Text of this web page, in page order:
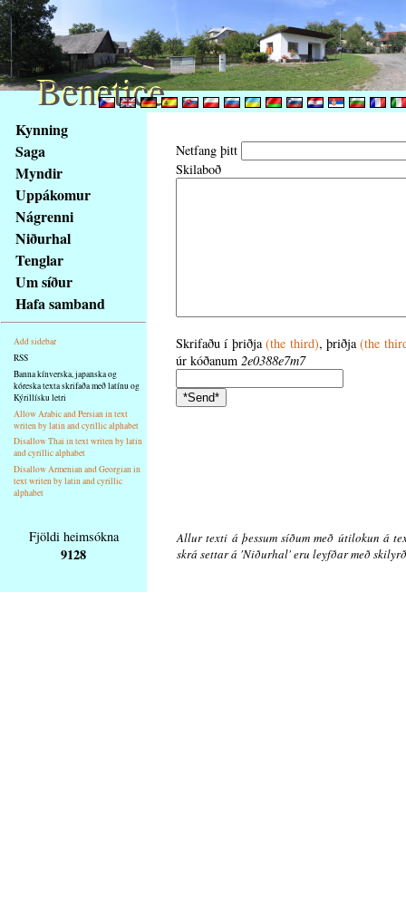
obsah
stránky
Klávesové
zkratky
tomto
webu
základní
Hlavní
strana
Kynning
Saga
Myndir
Uppákomur
Nágrenni
Niðurhal
Tenglar
Um síður
Hafa samband
Add sidebar
RSS
Banna kínverska, japanska og
kóreska texta skrifaða með latínu og
Kýrillísku letri
Allow Arabic and Persian in text
writen by latin and cyrillic alphabet
Disallow Thai in text writen by latin
and cyrillic alphabet
Disallow Armenian and Georgian in
text writen by latin and cyrillic
alphabet
Netfang þitt
Skilaboð
Skrifaðu í þriðja(the third), þriðja(the
úr kóðanum 2e0388e7m7
Fjöldi heimsókna
9128
Allur texti á þessum síðum með útilokun á
skrá settar á 'Niðurhal' eru leyfðar með
Benetice
Benetice